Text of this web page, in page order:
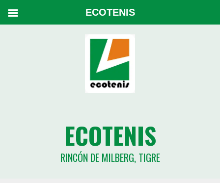
ECOTENIS
RINCÓN DE MILBERG, TIGRE
ECOTENIS